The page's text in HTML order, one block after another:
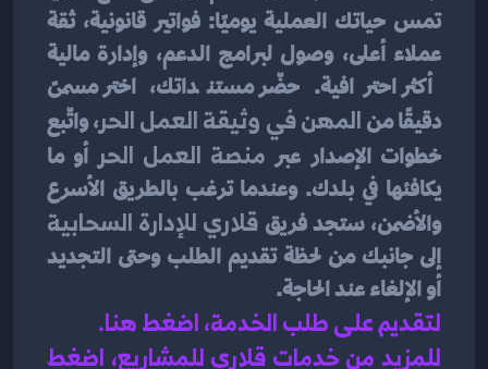
دقيقًا من المهن في وثيقة العمل الحر
خطوات الإصدار عبر منصة العمل الحر
والأضمن، ستجد فريق قلاري للإدارة السحابية
أو الإلغاء عند الحاجة.
لتقديم على طلب الخدمة، اضغط هنا.